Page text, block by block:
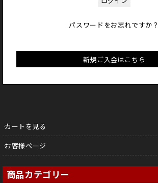
パスワードをお忘れですか？
新規ご入会はこちら
カートを見る
お客様ページ
商品カテゴリー